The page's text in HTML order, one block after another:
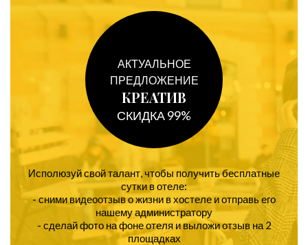
АКТУАЛЬНОЕ
ПРЕДЛОЖЕНИЕ
КРЕАТИВ
СКИДКА 99%
Исполюзуй свой талант, чтобы получить бесплатные
сутки в отеле:
- сними видеоотзыв о жизни в хостеле и отправь его
нашему администратору
- сделай фото на фоне отеля и выложи отзыв на 2
площадках